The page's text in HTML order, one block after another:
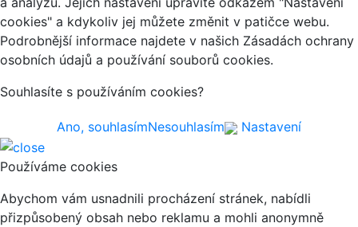
cookies" a kdykoliv jej můžete změnit v patičce webu.
Podrobnější informace najdete v našich Zásadách ochrany
osobních údajů a používání souborů cookies.
Souhlasíte s používáním cookies?
Ano, souhlasímNesouhlasím Nastavení
Používáme cookies
Abychom vám usnadnili procházení stránek, nabídli
přizpůsobený obsah nebo reklamu a mohli anonymně